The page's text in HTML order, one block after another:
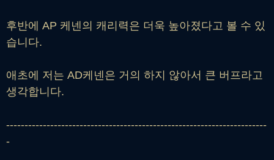
후반에 AP 케넨의 캐리력은 더욱 높아졌다고 볼 수 있
습니다.
애초에 저는 AD케넨은 거의 하지 않아서 큰 버프라고
생각합니다.
-----------------------------------------------------------------------
-